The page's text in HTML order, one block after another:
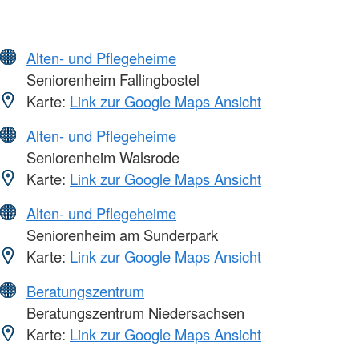
Alten- und Pflegeheime
Seniorenheim Fallingbostel
Karte: Link zur Google Maps Ansicht
Alten- und Pflegeheime
Seniorenheim Walsrode
Karte: Link zur Google Maps Ansicht
Alten- und Pflegeheime
Seniorenheim am Sunderpark
Karte: Link zur Google Maps Ansicht
Beratungszentrum
Beratungszentrum Niedersachsen
Karte: Link zur Google Maps Ansicht